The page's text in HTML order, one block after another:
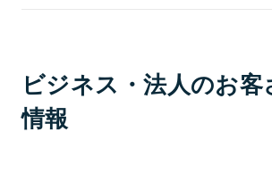
ビジネス・法人のお客
情報